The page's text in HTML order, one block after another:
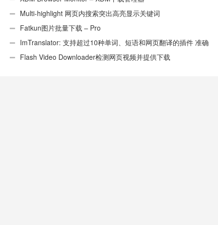
Multi-highlight 网页内搜索突出高亮显示关键词
Fatkun图片批量下载 – Pro
ImTranslator: 支持超过10种单词、短语和网页翻译的插件 准确
性不错Flash Video Downloader检测网页视频并提供下载